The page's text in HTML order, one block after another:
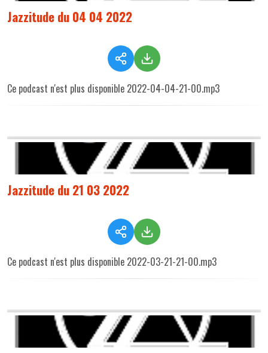
Jazzitude du 04 04 2022
Ce podcast n'est plus disponible 2022-04-04-21-00.mp3
Jazzitude du 21 03 2022
Ce podcast n'est plus disponible 2022-03-21-21-00.mp3